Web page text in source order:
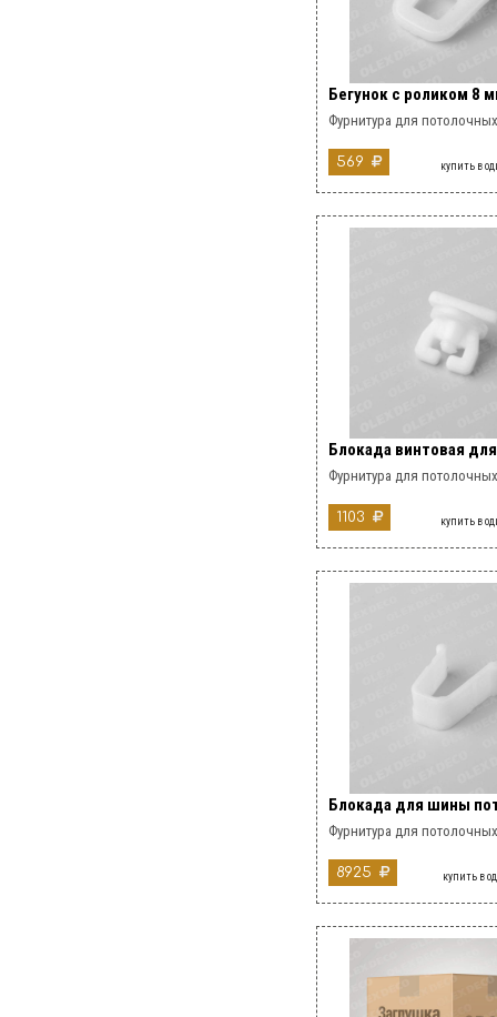
Бегунок с роликом 8
Фурнитура для
569 купить в
Блокада винтовая
Фурнитура для
1103 купить в
Блокада для шины
Фурнитура для
8925 купить в